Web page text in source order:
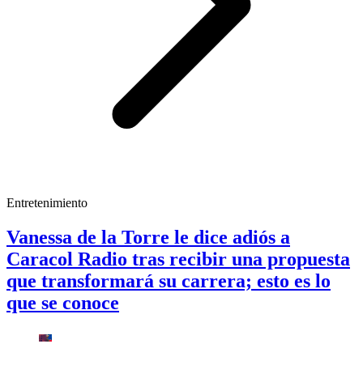
Entretenimiento
Vanessa de la Torre le dice adiós a
Caracol Radio tras recibir una propuesta
que transformará su carrera; esto es lo
que se conoce